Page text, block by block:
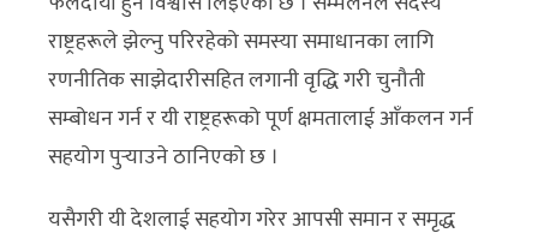
राष्ट्रहरूले झेल्नु परिरहेको समस्या समाधानका लागि
रणनीतिक साझेदारीसहित लगानी वृद्धि गरी चुनौती
सम्बोधन गर्न र यी राष्ट्रहरूको पूर्ण क्षमतालाई आँकलन गर्न
सहयोग पुर्‍याउने ठानिएको छ ।
यसैगरी यी देशलाई सहयोग गरेर आपसी समान र समृद्ध